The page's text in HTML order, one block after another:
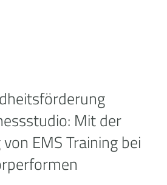
Mit der
EMS Training bei